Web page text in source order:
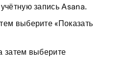
запись Asana.
выберите «Показать
затем выберите